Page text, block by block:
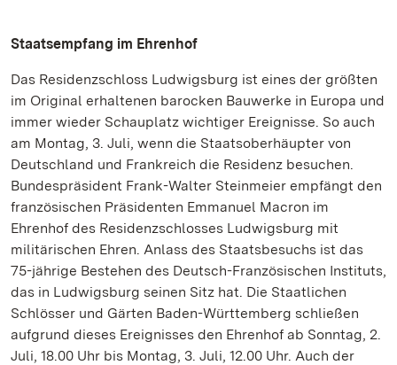
Staatsempfang im Ehrenhof
Das Residenzschloss Ludwigsburg ist eines der größten
im Original erhaltenen barocken Bauwerke in Europa und
immer wieder Schauplatz wichtiger Ereignisse. So auch
am Montag, 3. Juli, wenn die Staatsoberhäupter von
Deutschland und Frankreich die Residenz besuchen.
Bundespräsident Frank-Walter Steinmeier empfängt den
französischen Präsidenten Emmanuel Macron im
Ehrenhof des Residenzschlosses Ludwigsburg mit
militärischen Ehren. Anlass des Staatsbesuchs ist das
75-jährige Bestehen des Deutsch-Französischen Instituts,
das in Ludwigsburg seinen Sitz hat. Die Staatlichen
Schlösser und Gärten Baden-Württemberg schließen
aufgrund dieses Ereignisses den Ehrenhof ab Sonntag, 2.
Juli, 18.00 Uhr bis Montag, 3. Juli, 12.00 Uhr. Auch der